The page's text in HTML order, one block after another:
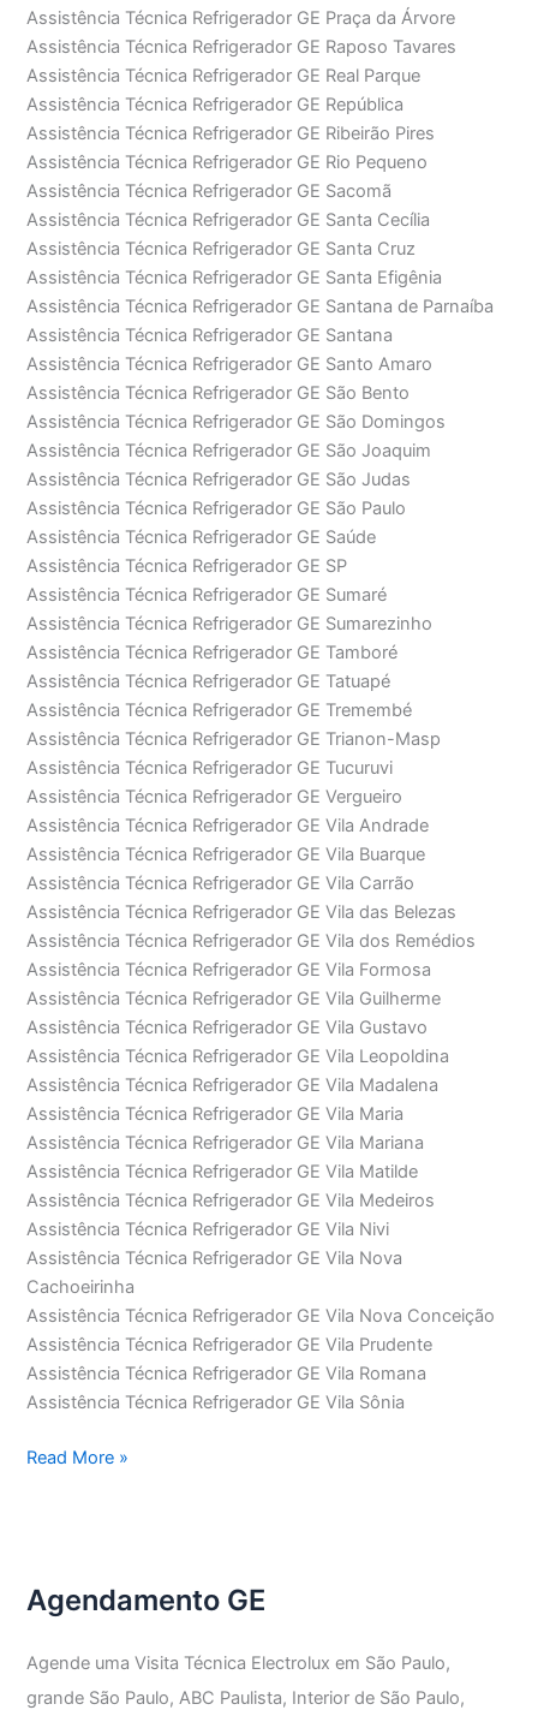
Assistência Técnica Refrigerador GE Praça da Árvore
Assistência Técnica Refrigerador GE Raposo Tavares
Assistência Técnica Refrigerador GE Real Parque
Assistência Técnica Refrigerador GE República
Assistência Técnica Refrigerador GE Ribeirão Pires
Assistência Técnica Refrigerador GE Rio Pequeno
Assistência Técnica Refrigerador GE Sacomã
Assistência Técnica Refrigerador GE Santa Cecília
Assistência Técnica Refrigerador GE Santa Cruz
Assistência Técnica Refrigerador GE Santa Efigênia
Assistência Técnica Refrigerador GE Santana de Parnaíba
Assistência Técnica Refrigerador GE Santana
Assistência Técnica Refrigerador GE Santo Amaro
Assistência Técnica Refrigerador GE São Bento
Assistência Técnica Refrigerador GE São Domingos
Assistência Técnica Refrigerador GE São Joaquim
Assistência Técnica Refrigerador GE São Judas
Assistência Técnica Refrigerador GE São Paulo
Assistência Técnica Refrigerador GE Saúde
Assistência Técnica Refrigerador GE SP
Assistência Técnica Refrigerador GE Sumaré
Assistência Técnica Refrigerador GE Sumarezinho
Assistência Técnica Refrigerador GE Tamboré
Assistência Técnica Refrigerador GE Tatuapé
Assistência Técnica Refrigerador GE Tremembé
Assistência Técnica Refrigerador GE Trianon-Masp
Assistência Técnica Refrigerador GE Tucuruvi
Assistência Técnica Refrigerador GE Vergueiro
Assistência Técnica Refrigerador GE Vila Andrade
Assistência Técnica Refrigerador GE Vila Buarque
Assistência Técnica Refrigerador GE Vila Carrão
Assistência Técnica Refrigerador GE Vila das Belezas
Assistência Técnica Refrigerador GE Vila dos Remédios
Assistência Técnica Refrigerador GE Vila Formosa
Assistência Técnica Refrigerador GE Vila Guilherme
Assistência Técnica Refrigerador GE Vila Gustavo
Assistência Técnica Refrigerador GE Vila Leopoldina
Assistência Técnica Refrigerador GE Vila Madalena
Assistência Técnica Refrigerador GE Vila Maria
Assistência Técnica Refrigerador GE Vila Mariana
Assistência Técnica Refrigerador GE Vila Matilde
Assistência Técnica Refrigerador GE Vila Medeiros
Assistência Técnica Refrigerador GE Vila Nivi
Assistência Técnica Refrigerador GE Vila Nova
Cachoeirinha
Assistência Técnica Refrigerador GE Vila Nova Conceição
Assistência Técnica Refrigerador GE Vila Prudente
Assistência Técnica Refrigerador GE Vila Romana
Assistência Técnica Refrigerador GE Vila Sônia
Assistência
Read More »
Agendamento GE
Agende uma Visita Técnica Electrolux em São Paulo,
grande São Paulo, ABC Paulista, Interior de São Paulo,